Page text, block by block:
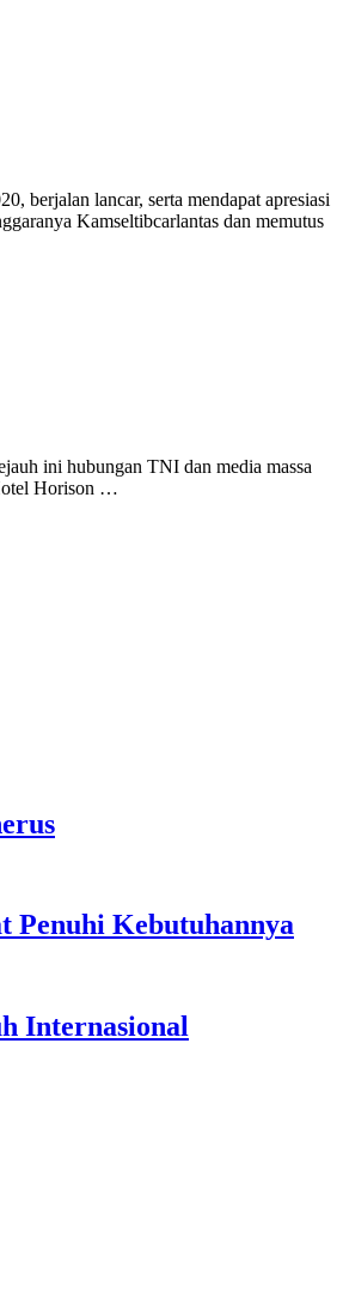
berjalan lancar, serta mendapat apresiasi
Kamseltibcarlantas dan memutus
ini hubungan TNI dan media massa
Horison …
Penuhi Kebutuhannya
Internasional